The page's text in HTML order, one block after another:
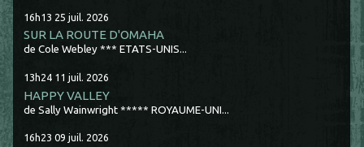
16h13 25 juil. 2026
SUR LA ROUTE D'OMAHA
de Cole Webley *** ETATS-UNIS...
13h24 11 juil. 2026
HAPPY VALLEY
de Sally Wainwright ***** ROYAUME-UNI...
16h23 09 juil. 2026